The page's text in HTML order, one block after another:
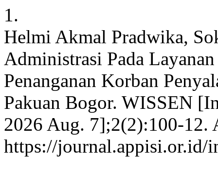
1.
Helmi Akmal Pradwika,
Administrasi Pada
Penanganan Korban
Pakuan Bogor. WISSEN
2026 Aug. 7];2(2):100-12.
https://journal.appisi.or.id/